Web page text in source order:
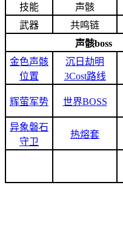
技能
声骸
武器
共鸣链
声骸boss
金色声骸
位置
沉日劫明
3Cost路线
辉萤军势 世界BOSS
异象磐石
守卫
热熔套